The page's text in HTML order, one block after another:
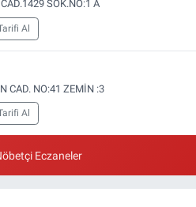
SOK.NO:1 A
Al
CAD. NO:41 ZEMİN :3
Al
Eczaneler